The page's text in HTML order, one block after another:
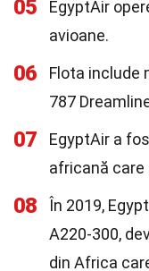
05
EgyptAir
avioane.
06
Flota include
787
07
EgyptAir a
africană care
08
În 2019,
A220-300,
din Africa